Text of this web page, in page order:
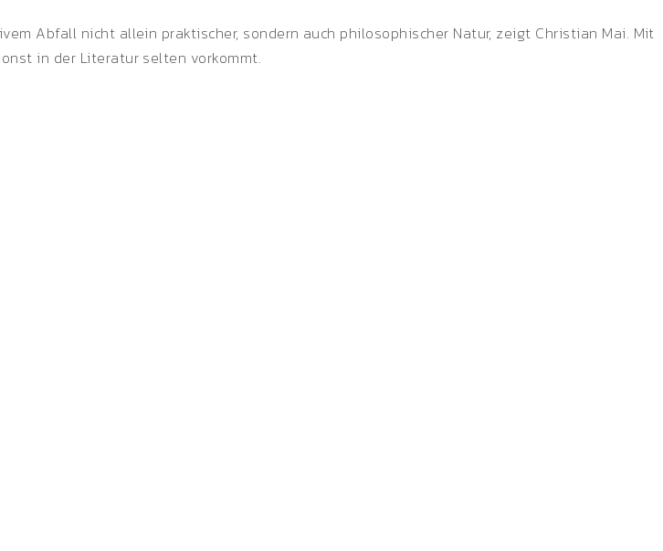
Abfall nicht allein praktischer, sondern auch philosophischer Natur, zeigt Christian Mai. Mit
in der Literatur selten vorkommt.